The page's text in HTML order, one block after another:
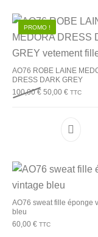
PROMO !
AO76 ROBE LAINE
DRESS DARK GREY
100,00€ Le prix initial
50,00€Le prix
TTC
Ce
AO76 sweat fille éponge
bleu
60,00€ TTC